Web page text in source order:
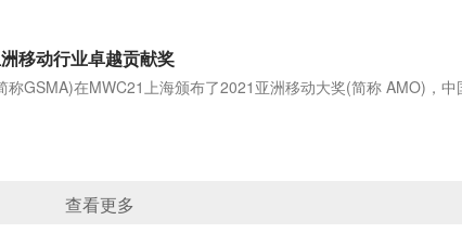
移动行业卓越贡献奖
GSMA)在MWC21上海颁布了2021亚洲移动大奖(简称 AMO)，中
查看更多